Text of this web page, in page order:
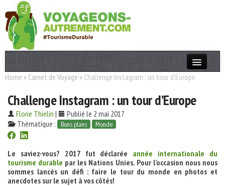
Actualités
T. Responsable
Destinations
Acteurs
Thèmes
Home » Carnet de Voyage » Challenge Instagram : un tour d’Europe
Challenge Instagram : un tour d’Europe
Florie Thielin |
Publié le 2 mai 2017
Thèmatique :
Bons plans Monde
Le saviez-vous? 2017 fut déclarée année internationale du
tourisme durable par les Nations Unies. Pour l’occasion nous nous
sommes lancés un défi : faire le tour du monde en photos et
anecdotes sur le sujet à vos côtés!